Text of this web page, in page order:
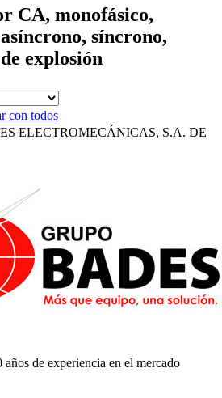
CA, monofásico,
síncrono,
explosión
con todos
ELECTROMECÁNICAS, S.A. DE
de experiencia en el mercado